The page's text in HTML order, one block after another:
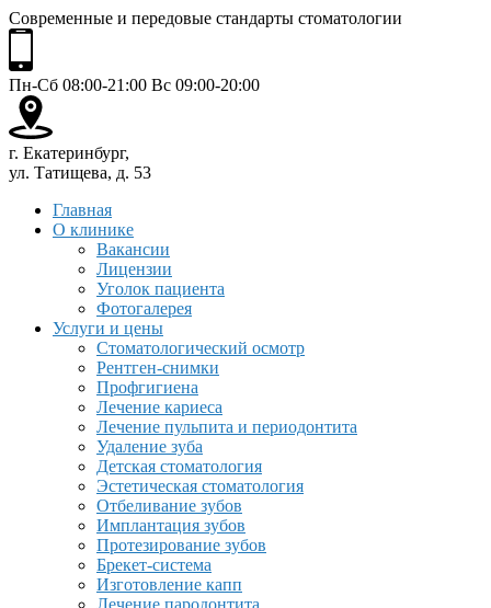
Современные и передовые стандарты стоматологии
Пн-Сб 08:00-21:00 Вс 09:00-20:00
г. Екатеринбург,
ул. Татищева, д. 53
Главная
О клинике
Вакансии
Лицензии
Уголок пациента
Фотогалерея
Услуги и цены
Стоматологический осмотр
Рентген-снимки
Профгигиена
Лечение кариеса
Лечение пульпита и периодонтита
Удаление зуба
Детская стоматология
Эстетическая стоматология
Отбеливание зубов
Имплантация зубов
Протезирование зубов
Брекет-система
Изготовление капп
Лечение пародонтита